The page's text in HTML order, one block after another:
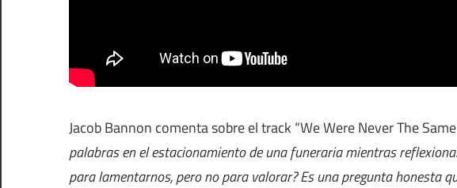
Jacob Bannon comenta sobre el track “We Were Never The
palabras en el estacionamiento de una funeraria mientras
para lamentarnos, pero no para valorar? Es una pregunta honesta